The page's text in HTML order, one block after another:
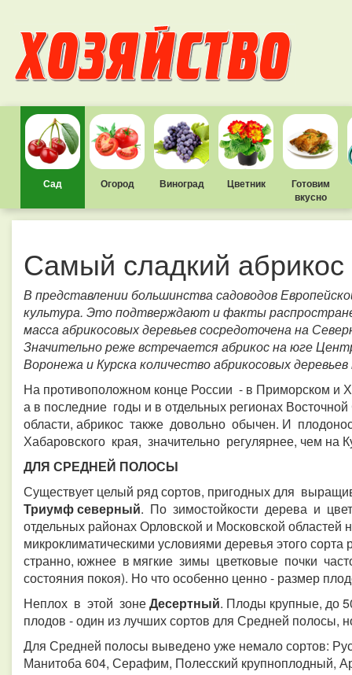
Сад Огород Виноград Цветник
Готовим
вкусно
Самый сладкий абрикос
В представлении большинства садоводов
культура. Это подтверждают и факты
масса абрикосовых деревьев сосредоточена на
Значительно реже встречается абрикос на юге
Воронежа и Курска количество абрикосовых
На противоположном конце России - в Приморском и
а в последние годы и в отдельных регионах
области, абрикос также довольно обычен. И
Хабаровского края, значительно регулярнее, чем на
ДЛЯ СРЕДНЕЙ ПОЛОСЫ
Существует целый ряд сортов, пригодных для
Триумф северный. По зимостойкости дерева и
отдельных районах Орловской и Московской областей
микроклиматическими условиями деревья этого
странно, южнее в мягкие зимы цветковые почки
состояния покоя). Но что особенно ценно - размер
Неплох в этой зонеДесертный. Плоды крупные, до
плодов - один из лучших сортов для Средней полосы,
Для Средней полосы выведено уже немало сортов:
Манитоба 604, Серафим, Полесский крупноплодный,